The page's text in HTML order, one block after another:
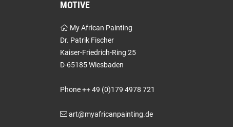
MOTIVE
My African Painting
Dr. Patrik Fischer
Kaiser-Friedrich-Ring 25
D-65185 Wiesbaden
Phone ++ 49 (0)179 4978 721
art@myafricanpainting.de